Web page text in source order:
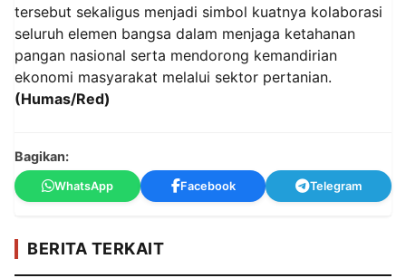
tersebut sekaligus menjadi simbol kuatnya kolaborasi
seluruh elemen bangsa dalam menjaga ketahanan
pangan nasional serta mendorong kemandirian
ekonomi masyarakat melalui sektor pertanian.
(Humas/Red)
Bagikan:
WhatsApp Facebook Telegram
BERITA TERKAIT